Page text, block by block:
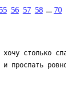
55 56 57 58 ... 70